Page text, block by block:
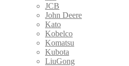
JCB
John Deere
Kato
Kobelco
Komatsu
Kubota
LiuGong